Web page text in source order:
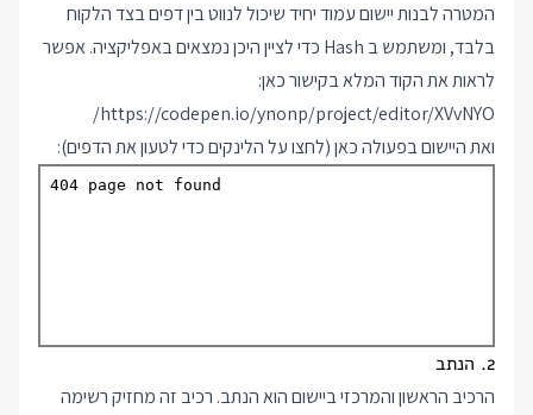
המטרה לבנות יישום עמוד יחיד שיכול לנווט בין דפים בצד הלקוח
בלבד, ומשתמש ב Hash כדי לציין היכן נמצאים באפליקציה. אפשר
לראות את הקוד המלא בקישור כאן:
https://codepen.io/ynonp/project/editor/XVvNYO/
ואת היישום בפעולה כאן (לחצו על הלינקים כדי לטעון את הדפים):
2. הנתב
הרכיב הראשון והמרכזי ביישום הוא הנתב. רכיב זה מחזיק רשימה